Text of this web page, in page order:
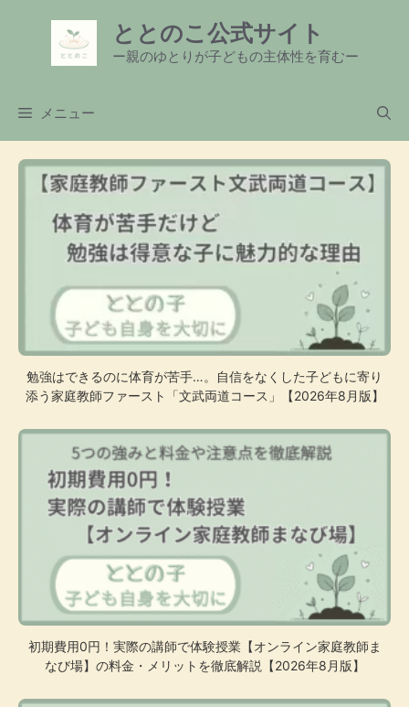
ととのこ公式サイト
ー親のゆとりが子どもの主体性を育むー
メニュー
勉強はできるのに体育が苦手…。自信をなくした子どもに寄り
添う家庭教師ファースト「文武両道コース」【2026年8月版】
初期費用0円！実際の講師で体験授業【オンライン家庭教師ま
なび場】の料金・メリットを徹底解説【2026年8月版】